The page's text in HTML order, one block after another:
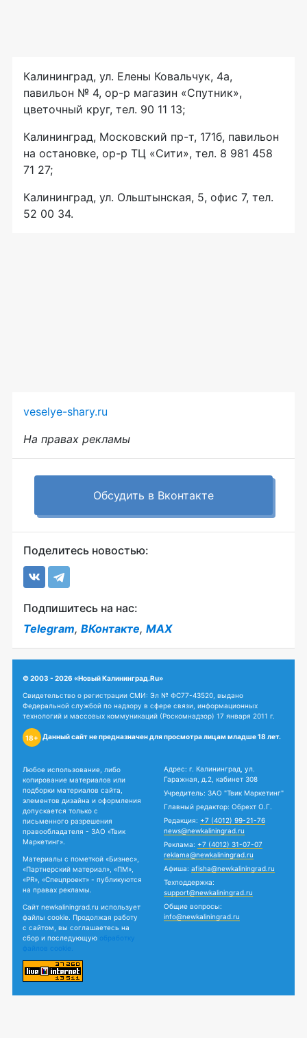
Калининград, ул. Елены Ковальчук, 4а,
павильон № 4, ор-р магазин «Спутник»,
цветочный круг, тел. 90 11 13;
Калининград, Московский пр-т, 171б, павильон
на остановке, ор-р ТЦ «Сити», тел. 8 981 458
71 27;
Калининград, ул. Ольштынская, 5, офис 7, тел.
52 00 34.
veselye-shary.ru
На правах рекламы
Обсудить в Вконтакте
Поделитесь новостью:
Подпишитесь на нас:
Telegram, ВКонтакте, MAX
© 2003 - 2026 «Новый Калининград.Ru»
Свидетельство о регистрации СМИ: Эл № ФС77-43520, выдано
Федеральной службой по надзору в сфере связи, информационных
технологий и массовых коммуникаций (Роскомнадзор) 17 января 2011 г.
18+ Данный сайт не предназначен для просмотра лицам младше 18 лет.
Любое использование, либо
копирование материалов или
подборки материалов сайта,
элементов дизайна и оформления
допускается только с
письменного разрешения
правообладателя - ЗАО «Твик
Маркетинг».
Материалы с пометкой «Бизнес»,
«Партнерский материал», «ПМ»,
«PR», «Спецпроект» - публикуются
на правах рекламы.
Сайт newkaliningrad.ru использует
файлы cookie. Продолжая работу
с сайтом, вы соглашаетесь на
сбор и последующую обработку
файлов cookie.
Адрес: г. Калининград, ул.
Гаражная, д.2, кабинет 308
Учредитель: ЗАО "Твик Маркетинг"
Главный редактор: Обрехт О.Г.
Редакция: +7 (4012) 99-21-76
news@newkaliningrad.ru
Реклама: +7 (4012) 31-07-07
reklama@newkaliningrad.ru
Афиша: afisha@newkaliningrad.ru
Техподдержка:
support@newkaliningrad.ru
Общие вопросы:
info@newkaliningrad.ru